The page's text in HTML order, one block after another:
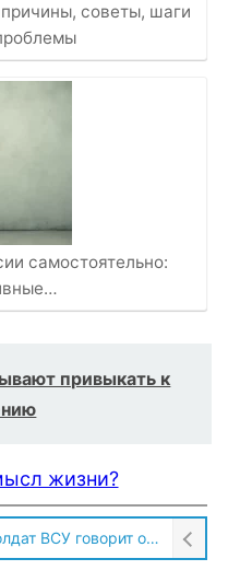
советы, шаги
самостоятельно:
привыкать к
жизни?
Солдат ВСУ говорит о том, чтобы продавали топливо для ремонта техники в Угледаре